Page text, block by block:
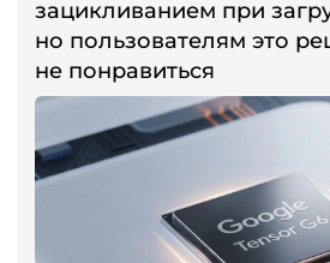
зацикливанием при
но пользователям это
не понравиться